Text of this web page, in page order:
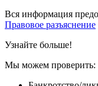
Вся информация
Правовое разъяснение
Узнайте больше!
Мы можем проверить: